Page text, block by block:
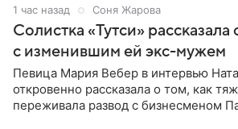
1 час назад Соня Жарова
Солистка «Тутси»
с изменившим ей экс-мужем
Певица Мария Вебер в интервью
откровенно рассказала о том, как
переживала развод с бизнесменом